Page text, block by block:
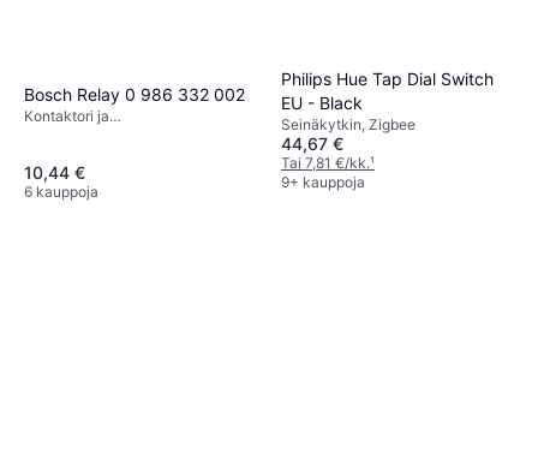
Bosch Relay 0 986 332 002
Kontaktori ja
10,44 €
6 kauppoja
Philips Hue Tap Dial Switch
EU - Black
Seinäkytkin, Zigbee
44,67 €
Tai 7,81 €/kk.¹
9+ kauppoja